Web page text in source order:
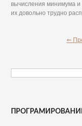
вычисления минимума и
их довольно трудно
⇐